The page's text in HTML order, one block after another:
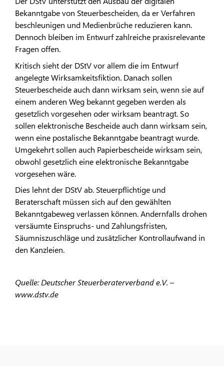
Bekanntgabe von Steuerbescheiden, da er Verfahren
beschleunigen und Medienbrüche reduzieren kann.
Dennoch bleiben im Entwurf zahlreiche praxisrelevante
Fragen offen.
Kritisch sieht der DStV vor allem die im Entwurf
angelegte Wirksamkeitsfiktion. Danach sollen
Steuerbescheide auch dann wirksam sein, wenn sie auf
einem anderen Weg bekannt gegeben werden als
gesetzlich vorgesehen oder wirksam beantragt. So
sollen elektronische Bescheide auch dann wirksam sein,
wenn eine postalische Bekanntgabe beantragt wurde.
Umgekehrt sollen auch Papierbescheide wirksam sein,
obwohl gesetzlich eine elektronische Bekanntgabe
vorgesehen wäre.
Dies lehnt der DStV ab. Steuerpflichtige und
Beraterschaft müssen sich auf den gewählten
Bekanntgabeweg verlassen können. Andernfalls drohen
versäumte Einspruchs- und Zahlungsfristen,
Säumniszuschläge und zusätzlicher Kontrollaufwand in
den Kanzleien.
Quelle: Deutscher Steuerberaterverband e.V. –
www.dstv.de